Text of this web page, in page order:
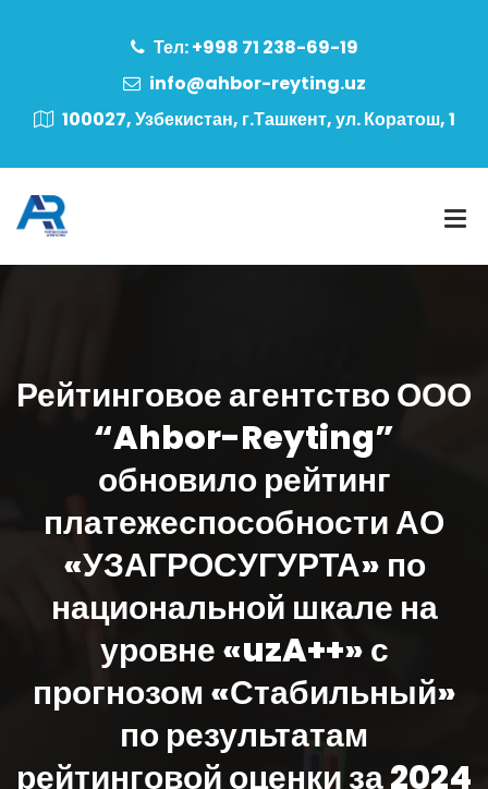
Тел: +998 71 238-69-19
info@ahbor-reyting.uz
100027, Узбекистан, г.Ташкент, ул. Коратош, 1
Рейтинговое агентство ООО
“Ahbor-Reyting”
обновило рейтинг
платежеспособности АО
«УЗАГРОСУГУРТА» по
национальной шкале на
уровне «uzA++» с
прогнозом «Стабильный»
по результатам
рейтинговой оценки за 2024